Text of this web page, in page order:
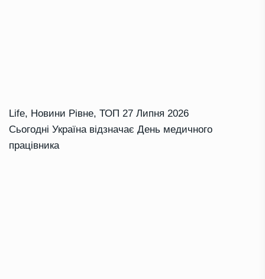
Life, Новини Рівне, ТОП 27 Липня 2026
Сьогодні Україна відзначає День медичного
працівника